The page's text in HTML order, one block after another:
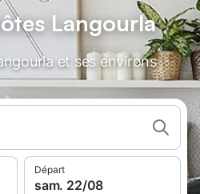
Langourla
et ses environs
Départ
sam. 22/08